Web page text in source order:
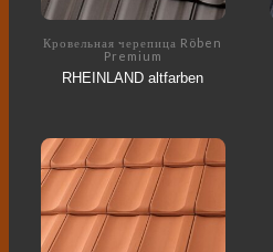
Кровельная черепица Röben
Premium
RHEINLAND altfarben